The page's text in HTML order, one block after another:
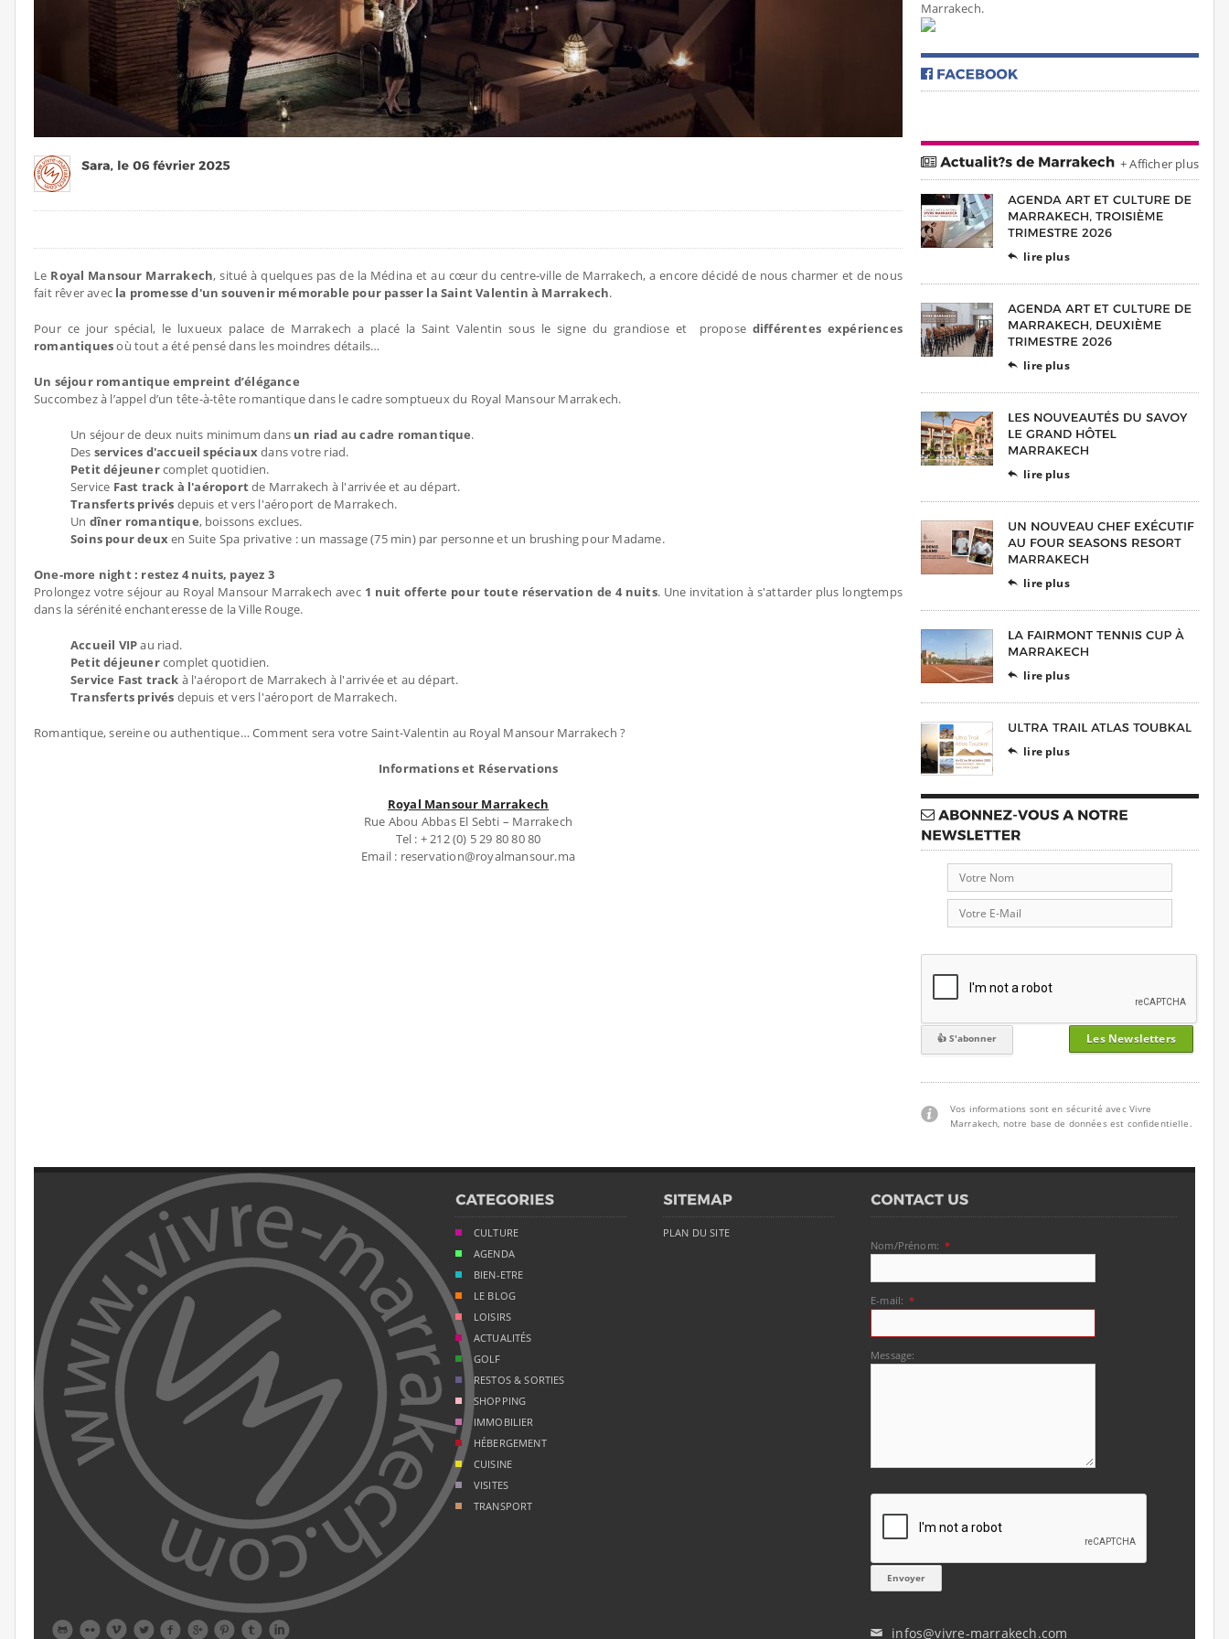
Le Royal Mansour Marrakech, situé à quelques pas de la Médina et au cœur du centre-ville de Marrakech, a encore décidé de nous charmer et de nous
fait rêver avecla promesse d'un souvenir mémorable pour passer la Saint Valentin à Marrakech.
Pour ce jour spécial, le luxueux palace de Marrakech a placé la Saint Valentin sous le signe du grandiose et propose différentes expériences
romantiquesoù tout a été pensé dans les moindres détails…
Un séjour romantique empreint d’élégance
Succombez à l’appel d’un tête-à-tête romantique dans le cadre somptueux du Royal Mansour Marrakech.
Un séjour de deux nuits minimum dans un riad au cadre romantique.
Des services d'accueil spéciauxdans votre riad.
Petit déjeunercomplet quotidien.
Service Fast track à l'aéroportde Marrakech à l'arrivée et au départ.
Transferts privés depuis et vers l'aéroport de Marrakech.
Un dîner romantique, boissons exclues.
Soins pour deuxen Suite Spa privative : un massage (75 min) par personne et un brushing pour Madame.
One-more night : restez 4 nuits, payez 3
Prolongez votre séjour au Royal Mansour Marrakech avec 1 nuit offerte pour toute réservation de 4 nuits. Une invitation à s'attarder plus longtemps
dans la sérénité enchanteresse de la Ville Rouge.
Accueil VIPau riad.
Petit déjeunercomplet quotidien.
Service Fast track à l'aéroport de Marrakech à l'arrivée et au départ.
Transferts privés depuis et vers l'aéroport de Marrakech.
Romantique, sereine ou authentique… Comment sera votre Saint-Valentin au Royal Mansour Marrakech ?
Informations et Réservations
Royal Mansour Marrakech
Rue Abou Abbas El Sebti – Marrakech
Tel : + 212 (0) 5 29 80 80 80
Email : reservation@royalmansour.ma
Marrakech.
+ Afficher plus
 lire plus
 lire plus
 lire plus
 lire plus
 lire plus
 lire plus
Les Newsletters
Vos informations sont en sécurité avec Vivre
Marrakech, notre base de données est confidentielle.
        
CULTURE
AGENDA
BIEN-ETRE
LE BLOG
LOISIRS
ACTUALITÉS
GOLF
RESTOS & SORTIES
SHOPPING
IMMOBILIER
HÉBERGEMENT
CUISINE
VISITES
TRANSPORT
PLAN DU SITE
Nom/Prénom: *
E-mail: *
Message:
✉ infos@vivre-marrakech.com